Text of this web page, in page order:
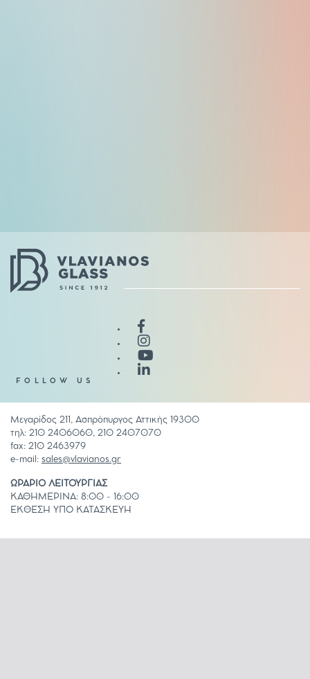
FOLLOW US
Μεγαρίδος 211, Ασπρόπυργος Αττικής 19300
τηλ: 210 2406060, 210 2407070
fax: 210 2463979
e-mail: sales@vlavianos.gr
ΩΡΑΡΙΟ ΛΕΙΤΟΥΡΓΙΑΣ
ΚΑΘΗΜΕΡΙΝΑ: 8:00 - 16:00
ΕΚΘΕΣΗ ΥΠΟ ΚΑΤΑΣΚΕΥΗ